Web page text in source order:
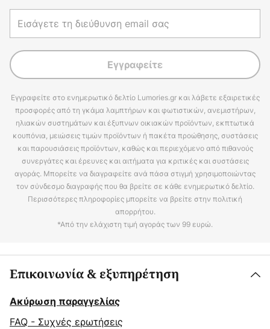
Εγγραφείτε
Εγγραφείτε στο ενημερωτικό δελτίο Lumories.gr και λάβετε εξαιρετικές
προσφορές από τη γκάμα λαμπτήρων και φωτιστικών, ανεμιστήρων,
ηλιακών συστημάτων και έξυπνων οικιακών προϊόντων, εκπτωτικά
κουπόνια, μειώσεις τιμών προϊόντων ή πακέτα προώθησης, συστάσεις
και παρουσιάσεις προϊόντων, καθώς και περιεχόμενο από πιθανούς
συνεργάτες και έρευνες και αιτήματα για κριτικές και συστάσεις
αγοράς. Μπορείτε να διαγραφείτε ανά πάσα στιγμή χρησιμοποιώντας
τον σύνδεσμο διαγραφής που θα βρείτε σε κάθε ενημερωτικό δελτίο.
Περισσότερες πληροφορίες μπορείτε να βρείτε στην πολιτική
απορρήτου.
*Από την ελάχιστη τιμή αγοράς των 99 ευρώ.
Επικοινωνία & εξυπηρέτηση
Ακύρωση παραγγελίας
FAQ - Συχνές ερωτήσεις